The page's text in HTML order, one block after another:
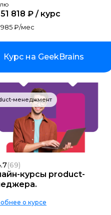
данных
с нуля
с трудоустройством
818 ₽ / курс
₽/мес
Курс на GeekBrains
менеджмент
курсы product-
(69)
о курсе